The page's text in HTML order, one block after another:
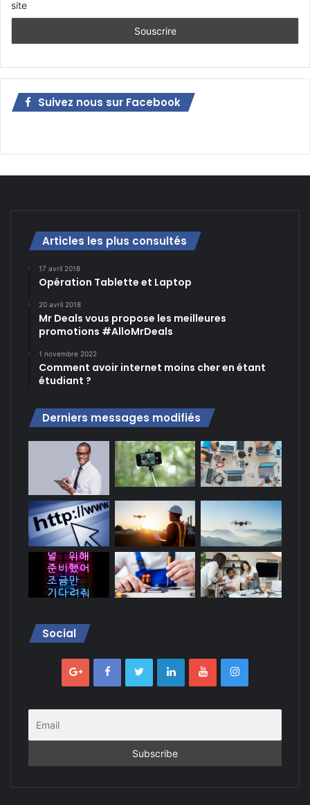
site
Suivez nous sur Facebook
Articles les plus consultés
17 avril 2018
Opération Tablette et Laptop
20 avril 2018
Mr Deals vous propose les meilleures
promotions #AlloMrDeals
1 novembre 2022
Comment avoir internet moins cher en étant
étudiant ?
Derniers messages modifiés
Social